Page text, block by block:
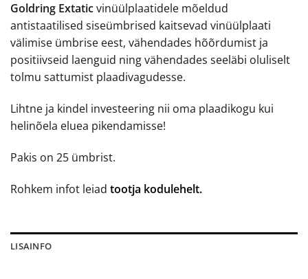
Goldring Extaticvinüülplaatidele mõeldud
antistaatilised siseümbrised kaitsevad vinüülplaati
välimise ümbrise eest, vähendades hõõrdumist ja
positiivseid laenguid ning vähendades seeläbi oluliselt
tolmu sattumist plaadivagudesse.
Lihtne ja kindel investeering nii oma plaadikogu kui
helinõela eluea pikendamisse!
Pakis on 25 ümbrist.
Rohkem infot leiad tootja kodulehelt.
LISAINFO